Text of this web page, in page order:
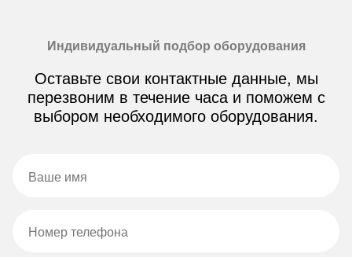
Индивидуальный подбор оборудования
Оставьте свои контактные данные, мы
перезвоним в течение часа и поможем с
выбором необходимого оборудования.